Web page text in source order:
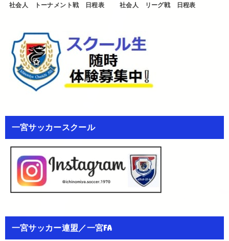
社会人 トーナメント戦 日程表 社会人 リーグ戦 日程表
一宮サッカースクール
一宮サッカー連盟／一宮FA